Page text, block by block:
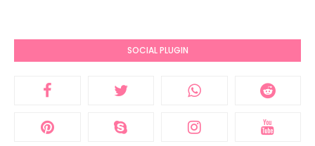
SOCIAL PLUGIN